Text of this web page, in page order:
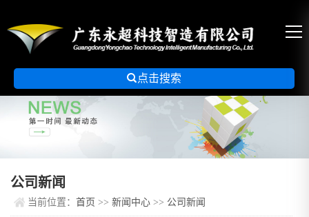
 点击搜索
公司新闻
当前位置：首页 >>新闻中心 >> 公司新闻